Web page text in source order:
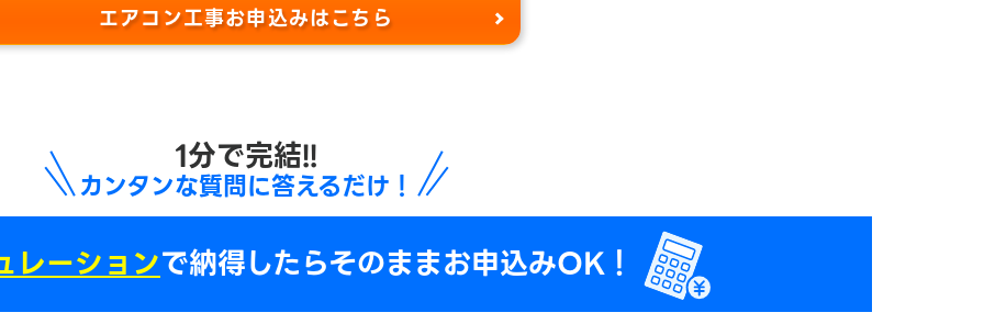
エアコン工事お申込みはこちら
1分で完結!!
カンタンな質問に答えるだけ！
レーションで納得したらそのままお申込みOK！